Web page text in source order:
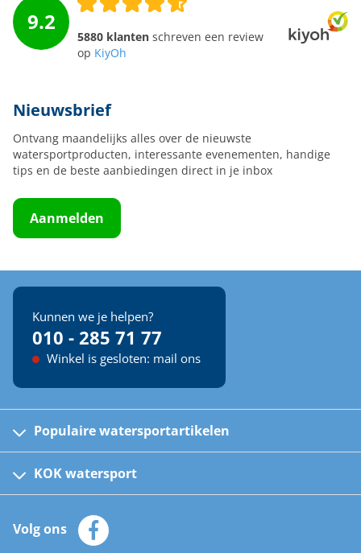
9.2
5880 klanten schreven een review
op KiyOh
Nieuwsbrief
Ontvang maandelijks alles over de nieuwste
watersportproducten, interessante evenementen, handige
tips en de beste aanbiedingen direct in je inbox
Aanmelden
Kunnen we je helpen?
010 - 285 71 77
Winkel is gesloten: mail ons
Populaire watersportartikelen
Kinder reddingsvesten
Automatische reddingsvesten
Zeilkleding
Zonnepanelen
KOK watersport
Klantenservice
Merken
Volg ons